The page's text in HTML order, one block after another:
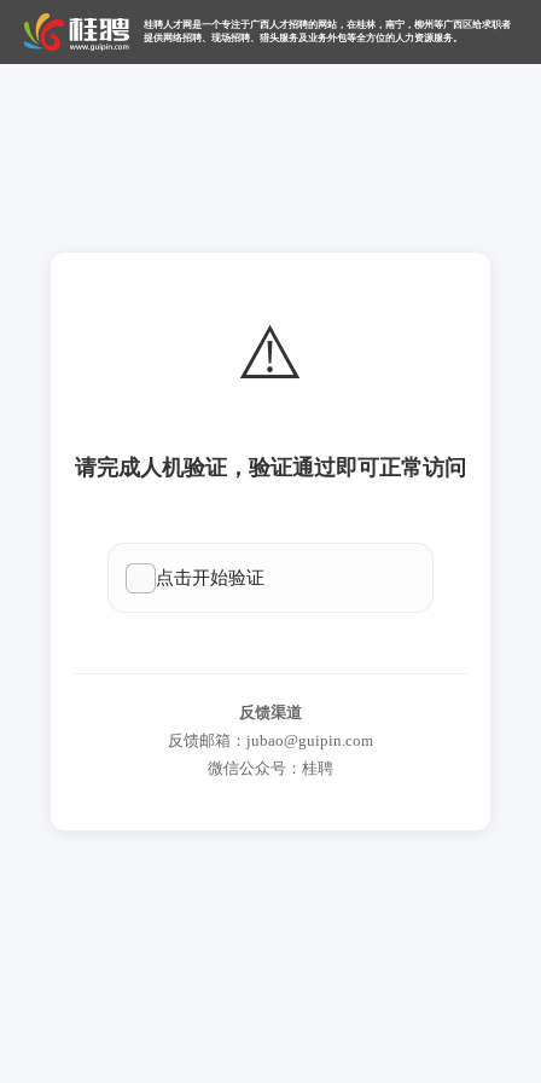
桂聘人才网是一个专注于广西人才招聘的网站，在桂林，南宁，柳州等广西区给求职者
提供网络招聘、现场招聘、猎头服务及业务外包等全方位的人力资源服务。
⚠️
请完成人机验证，验证通过即可正常访问
反馈渠道
反馈邮箱：jubao@guipin.com
微信公众号：桂聘